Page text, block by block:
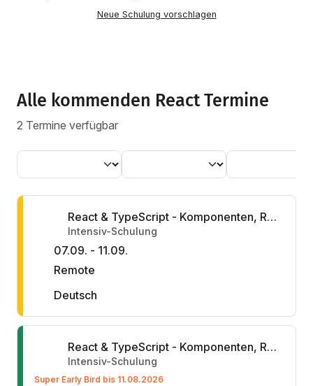
Neue Schulung vorschlagen
Alle kommenden React Termine
2 Termine verfügbar
React & TypeScript - Komponenten, Reaktivität & Schnittstellen
Intensiv-Schulung
07.09. - 11.09.
Remote
Deutsch
React & TypeScript - Komponenten, Reaktivität & Schnittstellen
Intensiv-Schulung
Super Early Bird bis 11.08.2026